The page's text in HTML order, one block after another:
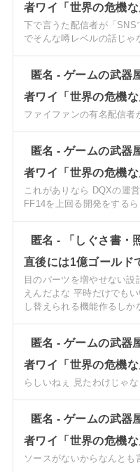
者ワイ「世界の危機な
下で言うた配信者が「
でそんな噂レベルの話じゃ
匿名- ゲームの武器
者ワイ「世界の危機な
ファイファンの有名配信者
匿名- ゲームの武器
者ワイ「世界の危機な
これがありなら DQXの運
FF14を上回る開発をする
匿名-
「しぐさ書
直後には1億ゴールド
目のパーツを増やせない
えんだよな 平時だけでも
し替えられる機能作るしか
匿名- ゲームの武器
者ワイ「世界の危機な
らしいねぇ 見たわけじゃ
匿名- ゲームの武器
者ワイ「世界の危機な
ソースがないからなんとも